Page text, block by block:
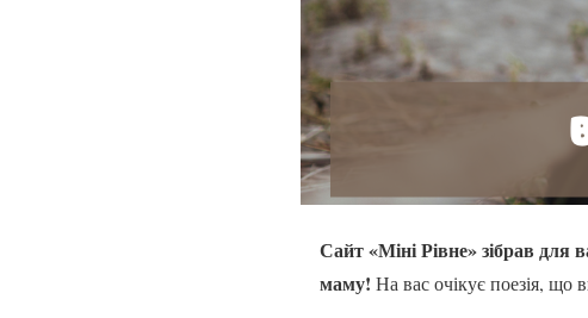
Сайт «Міні Рівне» зібрав для
маму! На вас очікує поезія, що